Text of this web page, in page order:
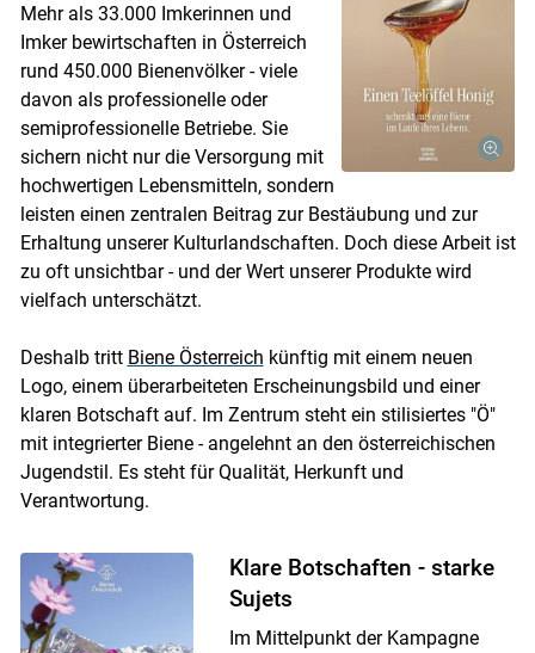
Skip to main content
Mehr als 33.000 Imkerinnen und
Imker bewirtschaften in Österreich
rund 450.000 Bienenvölker - viele
davon als professionelle oder
semiprofessionelle Betriebe. Sie
sichern nicht nur die Versorgung mit
hochwertigen Lebensmitteln, sondern
leisten einen zentralen Beitrag zur Bestäubung und zur
Erhaltung unserer Kulturlandschaften. Doch diese Arbeit ist
zu oft unsichtbar - und der Wert unserer Produkte wird
vielfach unterschätzt.
Deshalb tritt Biene Österreich künftig mit einem neuen
Logo, einem überarbeiteten Erscheinungsbild und einer
klaren Botschaft auf. Im Zentrum steht ein stilisiertes "Ö"
mit integrierter Biene - angelehnt an den österreichischen
Jugendstil. Es steht für Qualität, Herkunft und
Verantwortung.
Klare Botschaften - starke
Sujets
Im Mittelpunkt der Kampagne